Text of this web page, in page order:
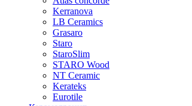
Kerranova
LB Ceramics
Grasaro
Staro
StaroSlim
STARO Wood
NT Ceramic
Kerateks
Eurotile